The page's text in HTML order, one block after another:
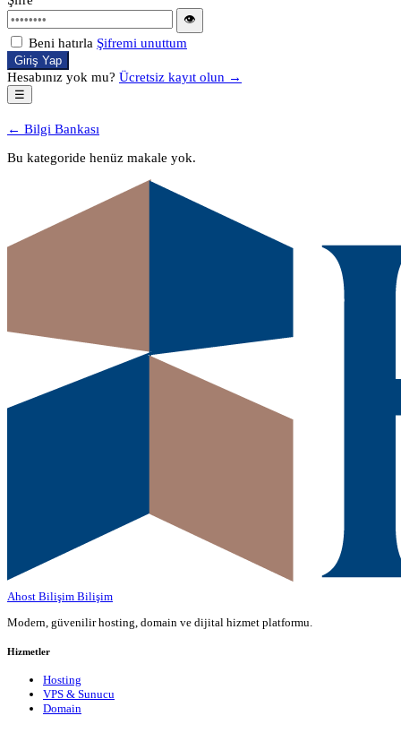
👁
Beni hatırla Şifremi unuttum
Giriş Yap
Hesabınız yok mu? Ücretsiz kayıt olun →
☰
← Bilgi Bankası
Bu kategoride henüz makale yok.
Ahost Bilişim Bilişim
Modern, güvenilir hosting, domain ve dijital hizmet platformu.
Hizmetler
Hosting
VPS & Sunucu
Domain